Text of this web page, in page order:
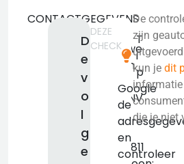
CONTACTGEGEVENS
D
e
v
o
l
g
e
De
Nieuwe
Erven
5431NV
75119811
T
i
p
Google
de
en
controleer
DEZE
CHECK
De
zijn
kun je dit
informatie
die je niet